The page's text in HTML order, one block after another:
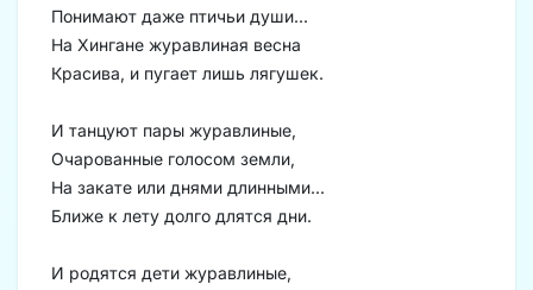
Понимают даже птичьи души...
На Хингане журавлиная весна
Красива, и пугает лишь лягушек.
И танцуют пары журавлиные,
Очарованные голосом земли,
На закате или днями длинными...
Ближе к лету долго длятся дни.
И родятся дети журавлиные,